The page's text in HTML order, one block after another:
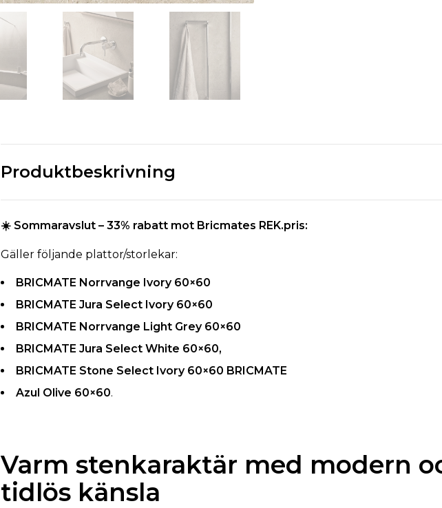
Produktbeskrivning
☀️ Sommaravslut – 33% rabatt mot Bricmates REK.pris:
Gäller följande plattor/storlekar:
BRICMATE Norrvange Ivory 60×60
BRICMATE Jura Select Ivory 60×60
BRICMATE Norrvange Light Grey 60×60
BRICMATE Jura Select White 60×60,
BRICMATE Stone Select Ivory 60×60 BRICMATE
Azul Olive 60×60.
Varm stenkaraktär med modern
tidlös känsla